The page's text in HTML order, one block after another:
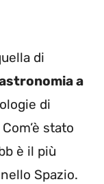
di
a
di
stato
è il più
Spazio.